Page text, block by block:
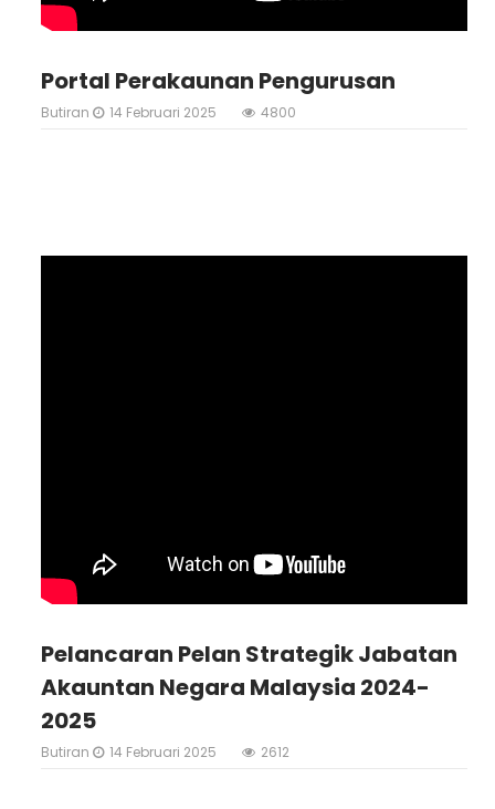
Portal Perakaunan Pengurusan
Butiran 14 Februari 2025 4800
Pelancaran Pelan Strategik Jabatan
Akauntan Negara Malaysia 2024-
2025
Butiran 14 Februari 2025 2612